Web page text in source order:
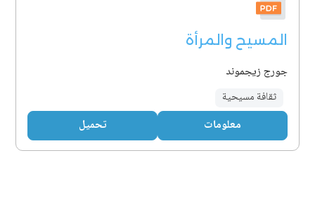
المسيح والمرأة
جورج زيجموند
ثقافة مسيحية
معلومات تحميل